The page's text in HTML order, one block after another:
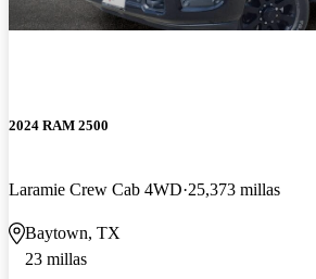
2024 RAM 2500
Laramie Crew Cab 4WD 25,373 millas
Baytown, TX
23 millas